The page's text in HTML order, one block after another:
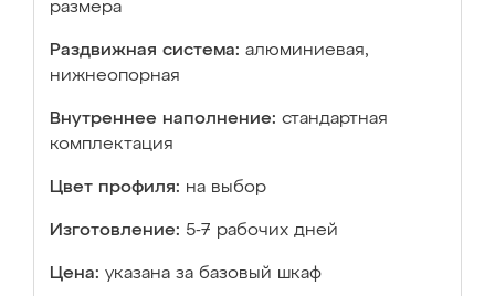
размера
Раздвижная система: алюминиевая,
нижнеопорная
Внутреннее наполнение: стандартная
комплектация
Цвет профиля: на выбор
Изготовление: 5-7 рабочих дней
Цена: указана за базовый шкаф